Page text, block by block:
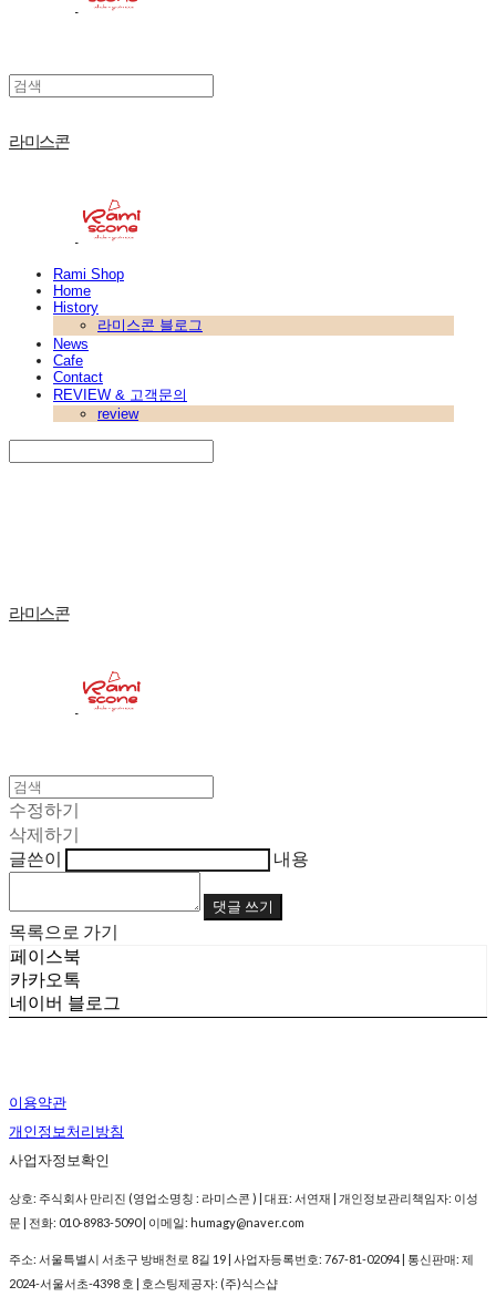
라미스콘
Rami Shop
Home
History
라미스콘 블로그
News
Cafe
Contact
REVIEW & 고객문의
review
라미스콘
수정하기
삭제하기
글쓴이
내용
댓글 쓰기
목록으로 가기
페이스북
카카오톡
네이버 블로그
이용약관
개인정보처리방침
사업자정보확인
상호: 주식회사 만리진 (영업소명칭 : 라미스콘 ) | 대표: 서연재 | 개인정보관리책임자: 이성
문 | 전화: 010-8983-5090 | 이메일: humagy@naver.com
주소: 서울특별시 서초구 방배천로 8길 19 | 사업자등록번호: 767-81-02094 | 통신판매: 제
2024-서울서초-4398 호 | 호스팅제공자: (주)식스샵